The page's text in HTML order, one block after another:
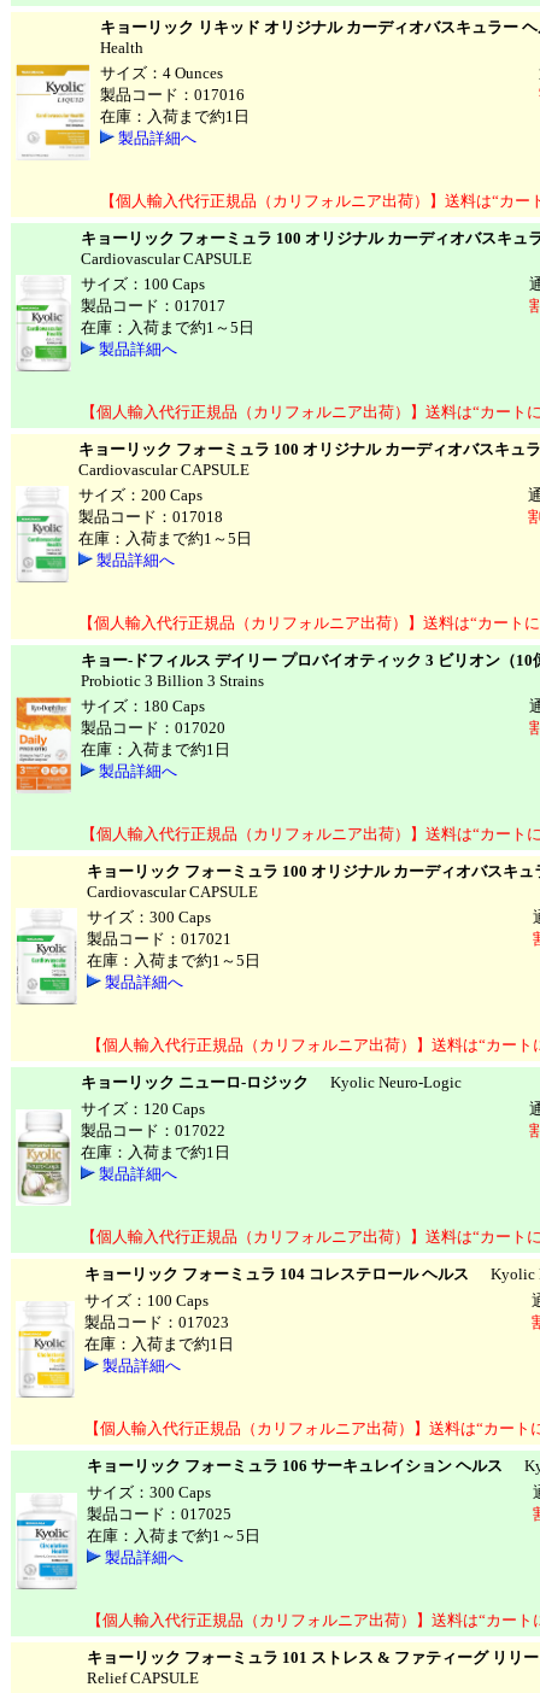
キョーリック リキッド オリジナル カーディオバスキュラー
Health
サイズ：4 Ounces
製品コード：017016
在庫：入荷まで約1日
製品詳細へ
【個人輸入代行正規品（カリフォルニア出荷）】送料は“カ
キョーリック フォーミュラ 100 オリジナル カーディオバスキュ
Cardiovascular CAPSULE
サイズ：100 Caps
製品コード：017017
在庫：入荷まで約1～5日
製品詳細へ
【個人輸入代行正規品（カリフォルニア出荷）】送料は“カート
キョーリック フォーミュラ 100 オリジナル カーディオバスキュ
Cardiovascular CAPSULE
サイズ：200 Caps
製品コード：017018
在庫：入荷まで約1～5日
製品詳細へ
【個人輸入代行正規品（カリフォルニア出荷）】送料は“カート
キョー-ドフィルス デイリー プロバイオティック 3 ビリオン（10
Probiotic 3 Billion 3 Strains
サイズ：180 Caps
製品コード：017020
在庫：入荷まで約1日
製品詳細へ
【個人輸入代行正規品（カリフォルニア出荷）】送料は“カート
キョーリック フォーミュラ 100 オリジナル カーディオバスキュ
Cardiovascular CAPSULE
サイズ：300 Caps
製品コード：017021
在庫：入荷まで約1～5日
製品詳細へ
【個人輸入代行正規品（カリフォルニア出荷）】送料は“カー
キョーリック ニューロ-ロジック Kyolic Neuro-Logic
サイズ：120 Caps
製品コード：017022
在庫：入荷まで約1日
製品詳細へ
【個人輸入代行正規品（カリフォルニア出荷）】送料は“カート
キョーリック フォーミュラ 104 コレステロール ヘルス Kyolic
サイズ：100 Caps
製品コード：017023
在庫：入荷まで約1日
製品詳細へ
【個人輸入代行正規品（カリフォルニア出荷）】送料は“カー
キョーリック フォーミュラ 106 サーキュレイション ヘルス
サイズ：300 Caps
製品コード：017025
在庫：入荷まで約1～5日
製品詳細へ
【個人輸入代行正規品（カリフォルニア出荷）】送料は“カー
キョーリック フォーミュラ 101 ストレス & ファティーグ リリ
Relief CAPSULE